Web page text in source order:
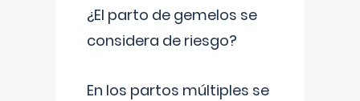
¿El parto de gemelos se
considera de riesgo?
En los partos múltiples se